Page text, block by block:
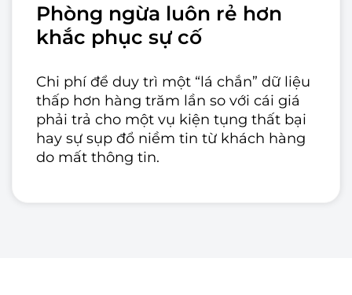
Phòng ngừa luôn rẻ hơn
khắc phục sự cố
Chi phí để duy trì một “lá chắn” dữ liệu
thấp hơn hàng trăm lần so với cái giá
phải trả cho một vụ kiện tụng thất bại
hay sự sụp đổ niềm tin từ khách hàng
do mất thông tin.